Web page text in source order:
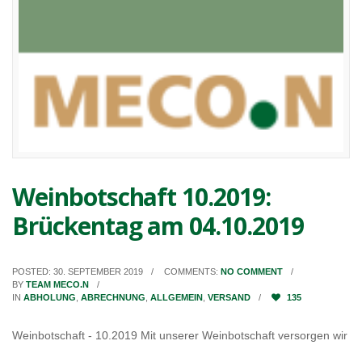
Weinbotschaft 10.2019:
Brückentag am 04.10.2019
POSTED: 30. SEPTEMBER 2019 COMMENTS: NO COMMENT
BY TEAM MECO.N
IN ABHOLUNG ABRECHNUNG ALLGEMEIN VERSAND 135
Weinbotschaft - 10.2019 Mit unserer Weinbotschaft versorgen wir